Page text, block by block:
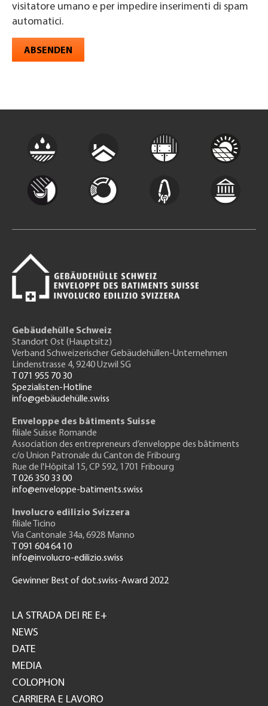
visitatore umano e per impedire inserimenti di spam
automatici.
ABSENDEN
Gebäudehülle Schweiz
Standort Ost (Hauptsitz)
Verband Schweizerischer Gebäudehüllen-Unternehmen
Lindenstrasse 4, 9240 Uzwil SG
T 071 955 70 30
Spezialisten-Hotline
info@gebäudehülle.swiss
Enveloppe des bâtiments Suisse
filiale Suisse Romande
Association des entrepreneurs d’enveloppe des bâtiments
c/o Union Patronale du Canton de Fribourg
Rue de l'Hôpital 15, CP 592, 1701 Fribourg
T 026 350 33 00
info@enveloppe-batiments.swiss
Involucro edilizio Svizzera
filiale Ticino
Via Cantonale 34a, 6928 Manno
T 091 604 64 10
info@involucro-edilizio.swiss
Gewinner Best of dot.swiss-Award 2022
GH
LA STRADA DEI RE E+
NEWS
DATE
MEDIA
COLOPHON
CARRIERA E LAVORO